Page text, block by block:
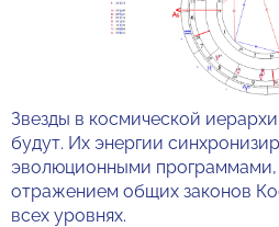
Звезды в космической
будут. Их энергии
эволюционными программами,
отражением общих законов
всех уровнях.